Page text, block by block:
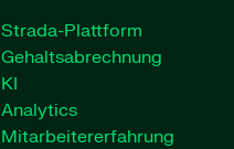
Strada-Plattform
Gehaltsabrechnung
KI
Analytics
Mitarbeitererfahrung